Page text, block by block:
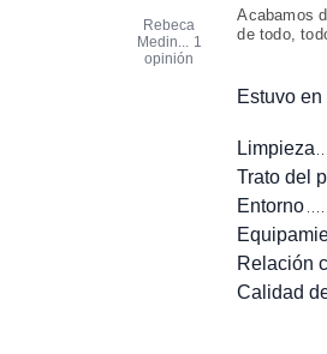
Rebeca
Medin... 1
opinión
Acabamos
de todo,
Estuvo en
Limpieza
Trato del
Entorno
Relación
Calidad